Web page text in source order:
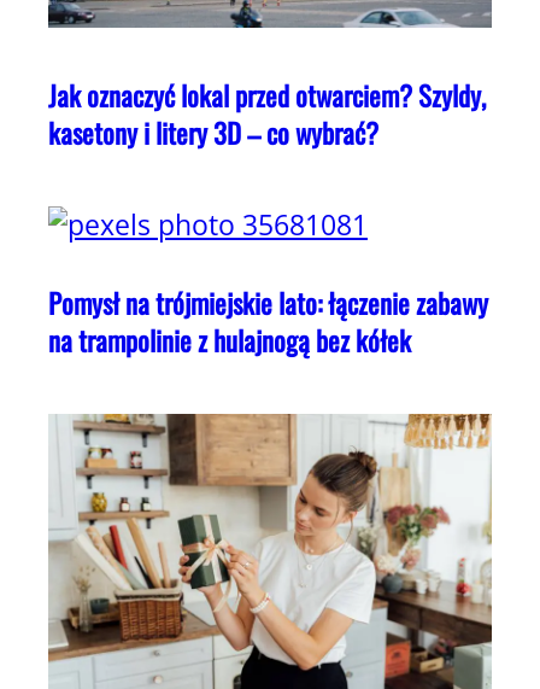
Jak oznaczyć lokal przed otwarciem? Szyldy,
kasetony i litery 3D – co wybrać?
Pomysł na trójmiejskie lato: łączenie zabawy
na trampolinie z hulajnogą bez kółek